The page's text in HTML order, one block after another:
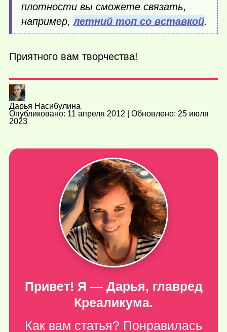
плотности вы сможете связать,
например,летний топ со вставкой.
Приятного вам творчества!
Дарья Насибулина
Опубликовано: 11 апреля 2012 | Обновлено: 25 июля
2023
Привет! Я — Дарья, главред
Креаликума.
Как вам статья? Понравилась